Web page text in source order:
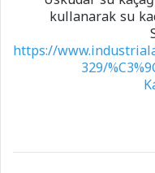
kullanarak su
https://
329/